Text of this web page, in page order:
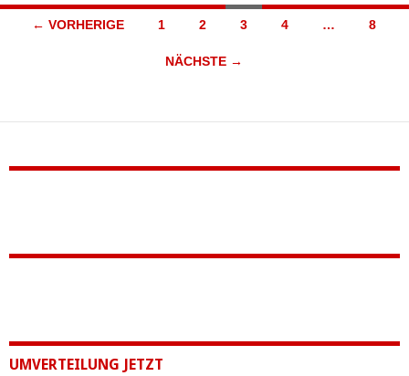
Beitragsnavigation
← VORHERIGE 1 2 3 4 … 8
NÄCHSTE →
UMVERTEILUNG JETZT